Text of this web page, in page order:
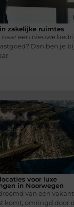
zakelijke ruimtes
naar een nieuwe
Dan ben je
voor luxe
in Noorwegen
van een
komt, omringd door